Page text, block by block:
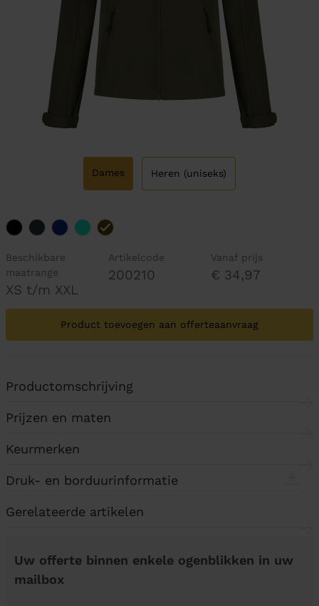
Dames Heren (uniseks)
Beschikbare
maatrange
XS t/m XXL
Artikelcode
200210
Vanaf prijs
€ 34,97
Product toevoegen aan offerteaanvraag
Productomschrijving
Prijzen en maten
Keurmerken
Druk- en borduurinformatie
Gerelateerde artikelen
Uw offerte binnen enkele ogenblikken in uw
mailbox